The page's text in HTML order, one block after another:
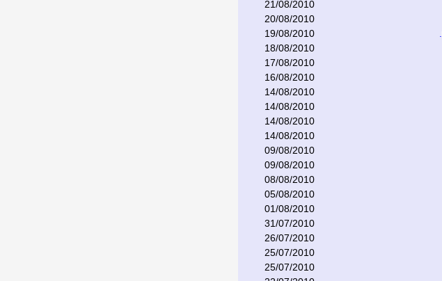
21/08/2010
20/08/2010
19/08/2010
18/08/2010
17/08/2010
16/08/2010
14/08/2010
14/08/2010
14/08/2010
14/08/2010
09/08/2010
09/08/2010
08/08/2010
05/08/2010
01/08/2010
31/07/2010
26/07/2010
25/07/2010
25/07/2010